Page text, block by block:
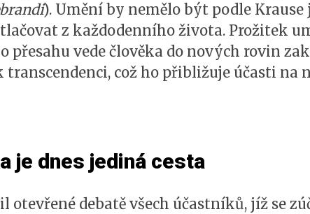
). Umění by nemělo být podle
z každodenního života. Prožitek
přesahu vede člověka do nových rovin
transcendenci, což ho přibližuje účasti na
je dnes jediná cesta
otevřené debatě všech účastníků, jíž se